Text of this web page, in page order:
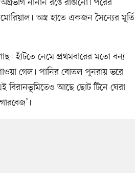
নানান রঙে রাঙানো। পরের
অস্ত্র হাতে একজন সৈন্যের মূর্তি
হাঁটতে নেমে প্রথমবারের মতো বন্য
গেল। পানির বোতল পুনরায় ভরে
বিরানভূমিতেও আছে ছোট টিনে ঘেরা